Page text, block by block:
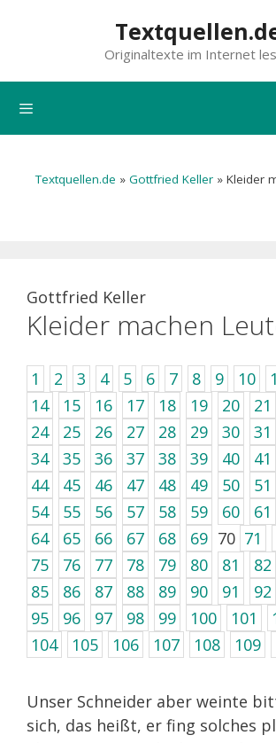
Originaltexte im Internet
Textquellen.de » Gottfried Keller » Kleider
Gottfried Keller
Kleider machen
1 2 3 4 5 6 7 8 9 10
14
15 16 17 18 19 20 21
24
25 26 27 28 29 30 31
34
35 36 37 38 39 40 41
44
45 46 47 48 49 50 51
54
55 56 57 58 59 60 61
64
65 66 67 68 69 70 71
75
76 77 78 79 80 81 82
85
86 87 88 89 90 91 92
95
96 97 98 99 100 101
104
105 106 107 108 109
Unser Schneider aber weinte
sich, das heißt, er fing solches